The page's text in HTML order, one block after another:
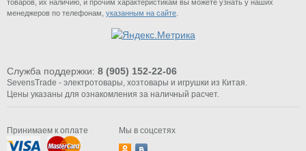
товаров, их наличию, и прочим характеристикам вы можете узнать у наших
менеджеров по телефонам, указанным на сайте
Служба поддержки: 8 (905) 152-22-06
SevensTrade - электротовары, хозтовары и игрушки из Китая.
Цены указаны для ознакомления за наличный расчет.
Принимаем к оплате Мы в соцсетях